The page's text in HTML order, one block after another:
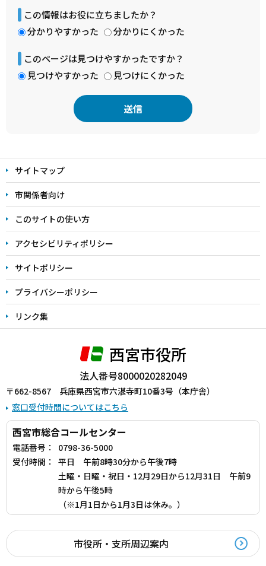
この情報はお役に立ちましたか？
分かりやすかった
分かりにくかった
このページは見つけやすかったですか？
見つけやすかった
見つけにくかった
文
こ
こ
ま
で
サイトマップ
市関係者向け
このサイトの使い方
アクセシビリティポリシー
サイトポリシー
プライバシーポリシー
リンク集
西宮市役所
法人番号8000020282049
〒662-8567 兵庫県西宮市六湛寺町10番3号（本庁舎）
窓口受付時間についてはこちら
西宮市総合コールセンター
電話番号：
0798-36-5000
受付時間：
平日 午前8時30分から午後7時
土曜・日曜・祝日・12月29日から12月31日 午前9
時から午後5時
（※1月1日から1月3日は休み。）
市役所・支所周辺案内